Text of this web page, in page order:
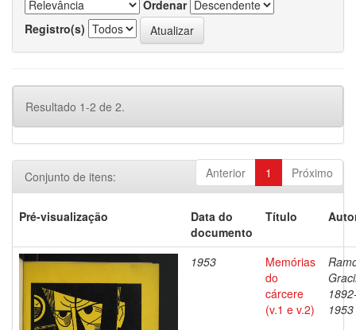
Ordenar
Registro(s)
Resultado 1-2 de 2.
Anterior 1 Próximo
Conjunto de itens:
Pré-visualização
Data do
documento
Título
1953
Memórias
do
cárcere
(v.1 e v.2)
1953